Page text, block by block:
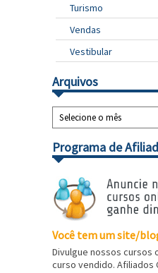
Turismo
Vendas
Vestibular
Arquivos
Programa de
Você tem um site/
Divulgue nossos cursos
curso vendido. Afiliados